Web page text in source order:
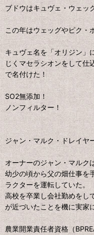
ブドウはキュヴェ・ウェッ
この年はウェッグやピク・
キュヴェ名を「オリジン」
じくマセラシオンをして仕
で名付けた！
SO2無添加！
ノンフィルター！
ジャン・マルク・ドレイヤ
オーナーのジャン・マルク
幼少の頃から父の畑仕事を
ラクターを運転していた。
高校を卒業し会社勤めをし
が近づいたことを機に実家
農業開業責任者資格（